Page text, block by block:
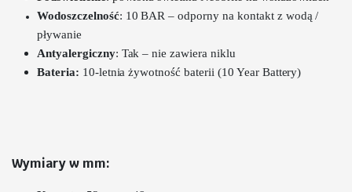
Wodoszczelność: 10 BAR – odporny na kontakt z wodą /
pływanie
Antyalergiczny: Tak – nie zawiera niklu
Bateria: 10-letnia żywotność baterii (10 Year Battery)
Wymiary w mm: